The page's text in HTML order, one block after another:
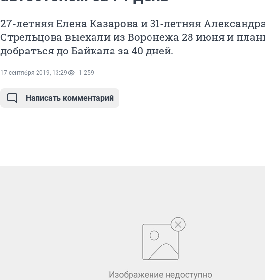
27-летняя Елена Казарова и 31-летняя
Стрельцова выехали из Воронежа 28 июня и
добраться до Байкала за 40 дней.
17 сентября 2019, 13:29 1 259
Написать комментарий